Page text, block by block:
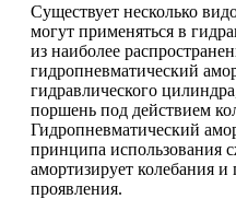
Существует несколько
могут применяться в
из наиболее
гидропневматический
гидравлического
поршень под действием
Гидропневматический
принципа использования
амортизирует колебания и
проявления.